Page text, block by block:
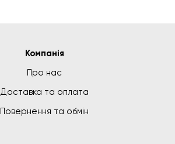
Компанія
Про нас
Доставка та оплата
Повернення та обмін